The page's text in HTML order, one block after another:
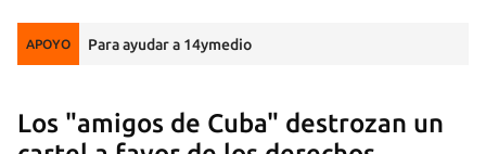
APOYO Para ayudar a 14ymedio
Los "amigos de Cuba" destrozan un